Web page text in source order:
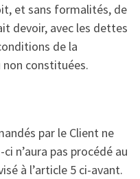
et sans formalités, de
devoir, avec les dettes
de la
constituées.
par le Client ne
n’aura pas procédé au
à l’article 5 ci-avant.